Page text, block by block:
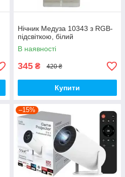
Нічник Медуза 10343 з RGB-
підсвіткою, білий
В наявності
345 ₴ 420 ₴
Купити
–15%